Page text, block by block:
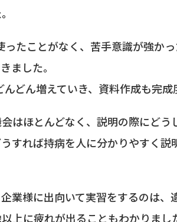
たことがなく、苦手意識が強か
ました。
どん増えていき、資料作成も完成
はほとんどなく、説明の際にどう
すれば持病を人に分かりやすく説
業様に出向いて実習をするのは、
上に疲れが出ることもわかりまし